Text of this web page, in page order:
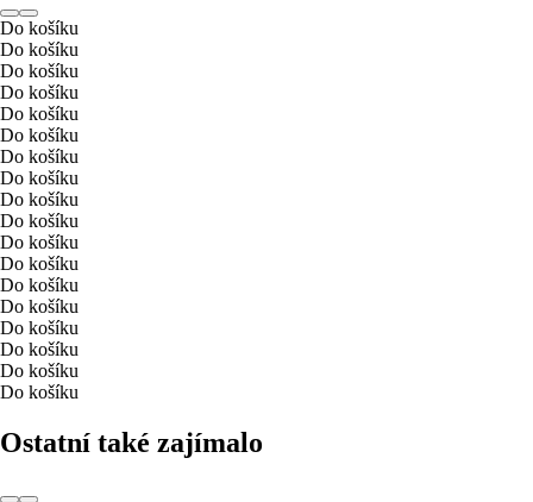
Do košíku
Do košíku
Do košíku
Do košíku
Do košíku
Do košíku
Do košíku
Do košíku
Do košíku
Do košíku
Do košíku
Do košíku
Do košíku
Do košíku
Do košíku
Do košíku
Do košíku
Do košíku
Ostatní také zajímalo